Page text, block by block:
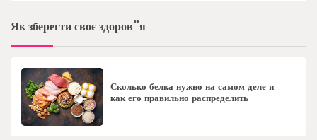
Як зберегти своє здоров”я
Сколько белка нужно на самом деле и
как его правильно распределить